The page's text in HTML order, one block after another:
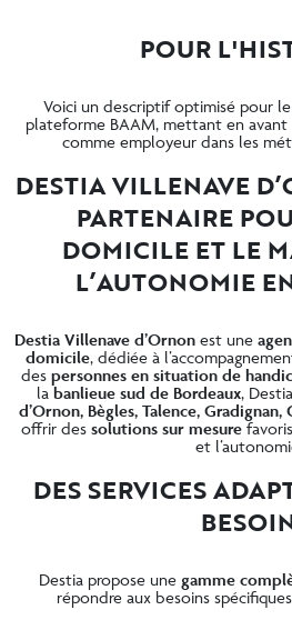
POUR
Voici un descriptif optimisé pour
plateforme BAAM, mettant en avant
comme employeur dans les
DESTIA VILLENAVE
PARTENAIRE
DOMICILE ET LE
L’AUTONOMIE
Destia Villenave d’Ornonest une
domicile, dédiée à
des personnes en situation de
labanlieue sud de Bordeaux,
d’Ornon, Bègles, Talence,
offrir des solutions sur mesure
et
DES SERVICES
Destia propose une gamme
répondre aux besoins